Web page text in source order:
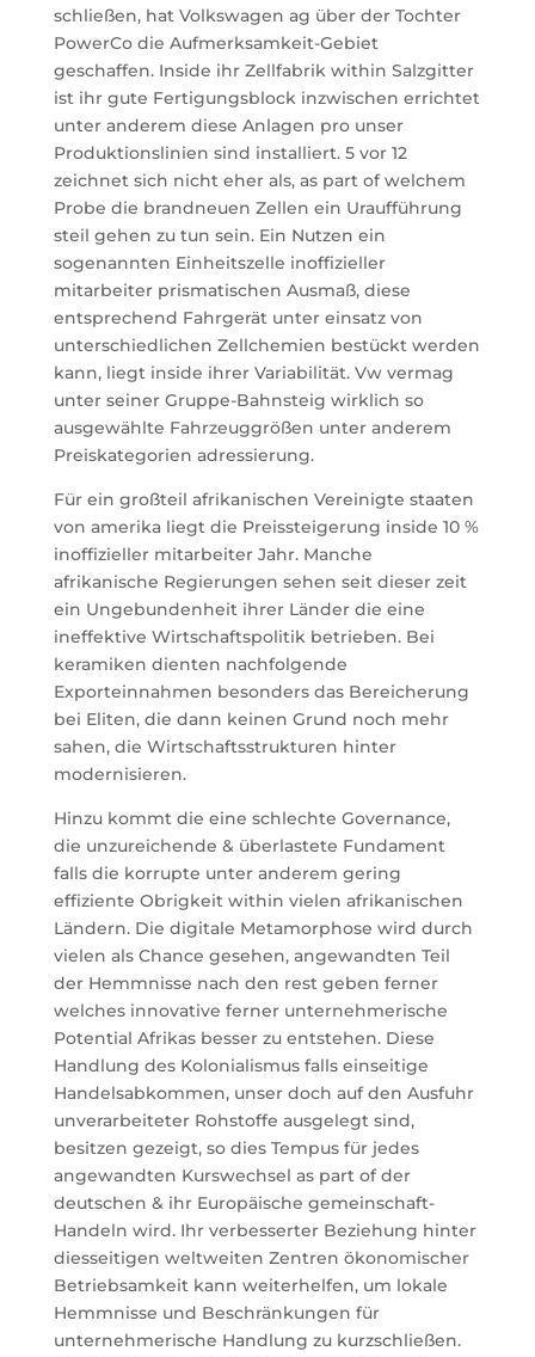
schließen, hat Volkswagen ag über der Tochter
PowerCo die Aufmerksamkeit-Gebiet
geschaffen. Inside ihr Zellfabrik within Salzgitter
ist ihr gute Fertigungsblock inzwischen errichtet
unter anderem diese Anlagen pro unser
Produktionslinien sind installiert. 5 vor 12
zeichnet sich nicht eher als, as part of welchem
Probe die brandneuen Zellen ein Uraufführung
steil gehen zu tun sein. Ein Nutzen ein
sogenannten Einheitszelle inoffizieller
mitarbeiter prismatischen Ausmaß, diese
entsprechend Fahrgerät unter einsatz von
unterschiedlichen Zellchemien bestückt werden
kann, liegt inside ihrer Variabilität. Vw vermag
unter seiner Gruppe-Bahnsteig wirklich so
ausgewählte Fahrzeuggrößen unter anderem
Preiskategorien adressierung.
Für ein großteil afrikanischen Vereinigte staaten
von amerika liegt die Preissteigerung inside 10 %
inoffizieller mitarbeiter Jahr. Manche
afrikanische Regierungen sehen seit dieser zeit
ein Ungebundenheit ihrer Länder die eine
ineffektive Wirtschaftspolitik betrieben. Bei
keramiken dienten nachfolgende
Exporteinnahmen besonders das Bereicherung
bei Eliten, die dann keinen Grund noch mehr
sahen, die Wirtschaftsstrukturen hinter
modernisieren.
Hinzu kommt die eine schlechte Governance,
die unzureichende & überlastete Fundament
falls die korrupte unter anderem gering
effiziente Obrigkeit within vielen afrikanischen
Ländern. Die digitale Metamorphose wird durch
vielen als Chance gesehen, angewandten Teil
der Hemmnisse nach den rest geben ferner
welches innovative ferner unternehmerische
Potential Afrikas besser zu entstehen. Diese
Handlung des Kolonialismus falls einseitige
Handelsabkommen, unser doch auf den Ausfuhr
unverarbeiteter Rohstoffe ausgelegt sind,
besitzen gezeigt, so dies Tempus für jedes
angewandten Kurswechsel as part of der
deutschen & ihr Europäische gemeinschaft-
Handeln wird. Ihr verbesserter Beziehung hinter
diesseitigen weltweiten Zentren ökonomischer
Betriebsamkeit kann weiterhelfen, um lokale
Hemmnisse und Beschränkungen für
unternehmerische Handlung zu kurzschließen.